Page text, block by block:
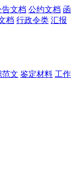
告文档 公约文档 函
档 行政令类 汇报
范文 鉴定材料 工作